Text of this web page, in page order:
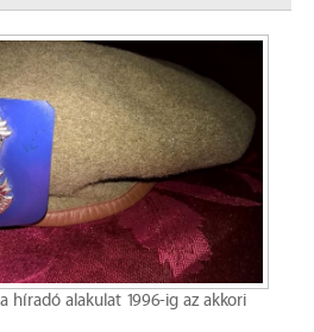
híradó alakulat 1996-ig az akkori